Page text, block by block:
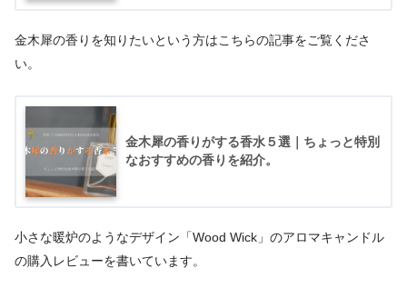
金木犀の香りを知りたいという方はこちらの記事をご覧くださ
い。
金木犀の香りがする香水５選｜ちょっと特別
なおすすめの香りを紹介。
小さな暖炉のようなデザイン「Wood Wick」のアロマキャンドル
の購入レビューを書いています。